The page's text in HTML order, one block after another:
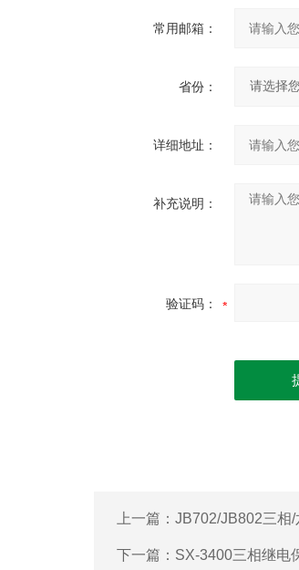
常用邮箱：
省份：
详细地址：
补充说明：
验证码：
上一篇： JB702/JB802三相
下一篇： SX-3400三相继电